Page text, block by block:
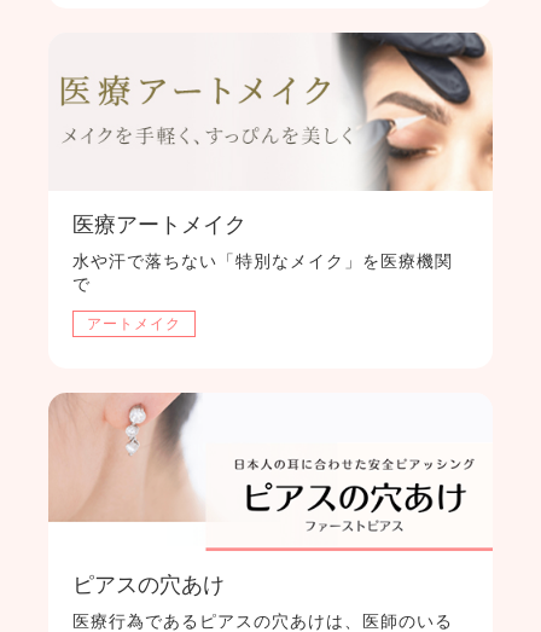
医療アートメイク
水や汗で落ちない「特別なメイク」を医療機関
で
アートメイク
ピアスの穴あけ
医療行為であるピアスの穴あけは、医師のいる